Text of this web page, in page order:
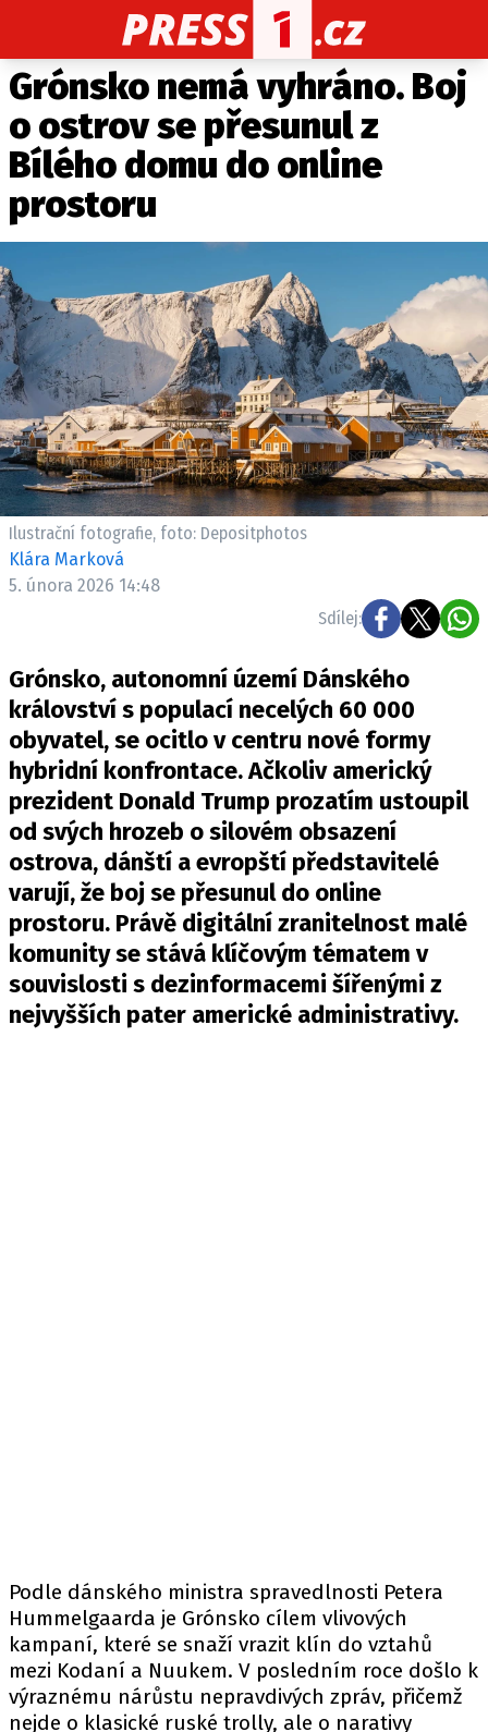
CELEBRITY NOVINKY SPORT POČASÍ
Máte příběh, fotku nebo video?
Pošlete e-mail na PRESS1.cz
O NÁS
O REDAKCI
KONTAKT
VYDAVATEL
Grónsko nemá vyhráno. Boj
o ostrov se přesunul z
Bílého domu do online
prostoru
Ilustrační fotografie, foto: Depositphotos
Klára Marková
5. února 2026 14:48
Sdílej:
Grónsko, autonomní území Dánského
království s populací necelých 60 000
obyvatel, se ocitlo v centru nové formy
hybridní konfrontace. Ačkoliv americký
prezident Donald Trump prozatím ustoupil
od svých hrozeb o silovém obsazení
ostrova, dánští a evropští představitelé
varují, že boj se přesunul do online
prostoru. Právě digitální zranitelnost malé
komunity se stává klíčovým tématem v
souvislosti s dezinformacemi šířenými z
nejvyšších pater americké administrativy.
Podle dánského ministra spravedlnosti Petera
Hummelgaarda je Grónsko cílem vlivových
kampaní, které se snaží vrazit klín do vztahů
mezi Kodaní a Nuukem. V posledním roce došlo k
výraznému nárůstu nepravdivých zpráv, přičemž
nejde o klasické ruské trolly, ale o narativy